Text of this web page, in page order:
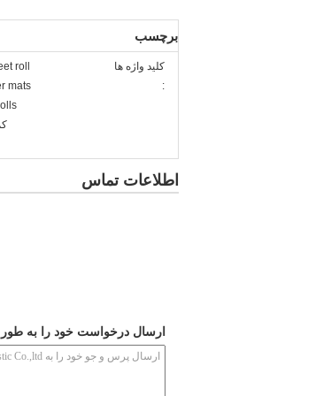
برچسب
کلید واژه ها
:
roll
mats
اطلاعات تماس
ارسال درخواست خود را به طور